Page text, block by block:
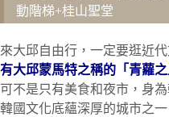
動階梯+桂山聖堂
來大邱自由行，一定要逛近
有大邱蒙馬特之稱的「青蘿之
可不是只有美食和夜市，身
韓國文化底蘊深厚的城市之